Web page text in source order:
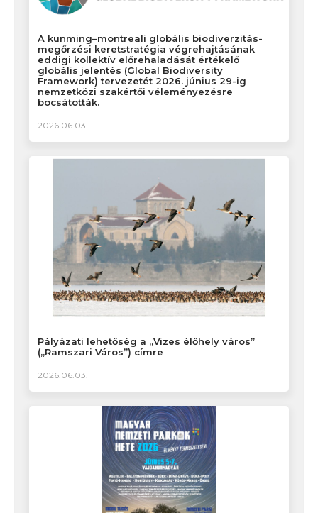
A kunming–montreali globális biodiverzitás-
megőrzési keretstratégia végrehajtásának
eddigi kollektív előrehaladását értékelő
globális jelentés (Global Biodiversity
Framework) tervezetét 2026. június 29-ig
nemzetközi szakértői véleményezésre
bocsátották.
2026.06.03.
Pályázati lehetőség a „Vizes élőhely város”
(„Ramszari Város”) címre
2026.06.03.